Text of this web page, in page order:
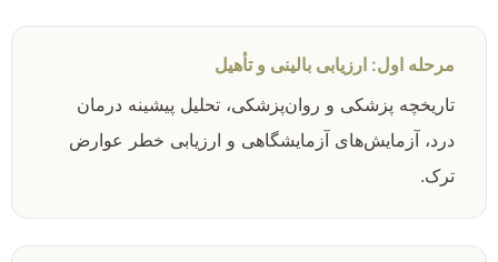
مرحله اول: ارزیابی بالینی و تأهیل
تاریخچه پزشکی و روان‌پزشکی، تحلیل پیشینه درمان
درد، آزمایش‌های آزمایشگاهی و ارزیابی خطر عوارض
ترک.